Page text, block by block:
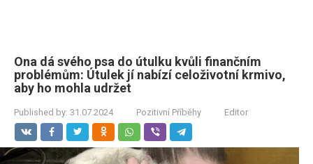
Ona dá svého psa do útulku kvůli finančním
problémům: Útulek jí nabízí celoživotní krmivo,
aby ho mohla udržet
Published by: 31.07.2024 Pozitivní Příběhy Editor